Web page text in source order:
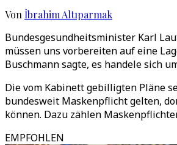
Von İbrahim Altıparmak
Bundesgesundheitsminister Karl
müssen uns vorbereiten auf eine
Buschmann sagte, es handele sich
Die vom Kabinett gebilligten Pläne
bundesweit Maskenpflicht gelten,
können. Dazu zählen
EMPFOHLEN